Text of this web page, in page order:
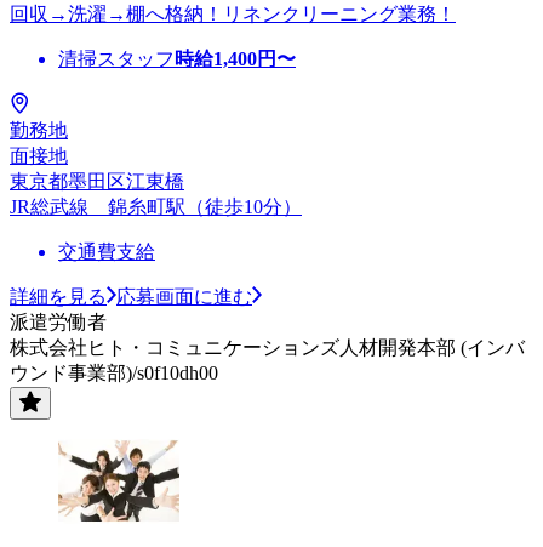
回収→洗濯→棚へ格納！リネンクリーニング業務！
清掃スタッフ 時給1,400円〜
勤務地
面接地
東京都墨田区江東橋
JR総武線 錦糸町駅（徒歩10分）
交通費支給
詳細を見る
応募画面に進む
派遣労働者
株式会社ヒト・コミュニケーションズ人材開発本部 (インバ
ウンド事業部)/s0f10dh00